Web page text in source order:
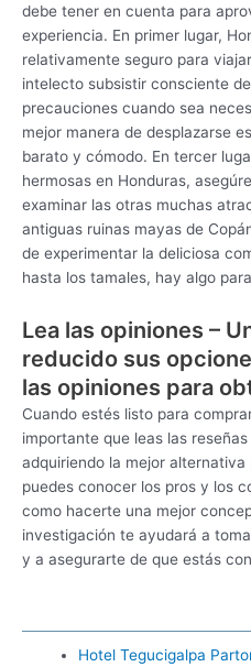
debe tener en cuenta para
experiencia. En primer lugar,
relativamente seguro para
intelecto subsistir consciente
precauciones cuando sea
mejor manera de desplazarse
barato y cómodo. En tercer
hermosas en Honduras,
examinar las otras muchas
antiguas ruinas mayas de
de experimentar la deliciosa
hasta los tamales, hay algo
Lea las opiniones –
reducido sus
las opiniones para
Cuando estés listo para
importante que leas las
adquiriendo la mejor alternativa
puedes conocer los pros y los
como hacerte una mejor
investigación te ayudará a
y a asegurarte de que estás
Hotel Tegucigalpa